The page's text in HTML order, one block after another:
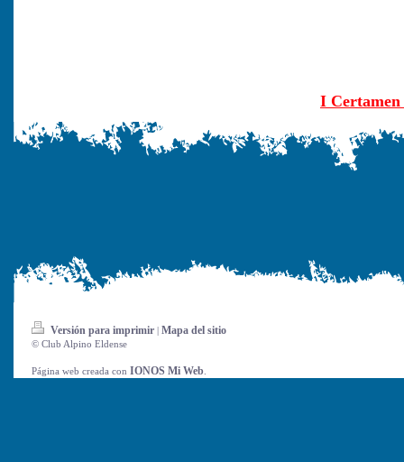
I
Versión para imprimir | Mapa del sitio
© Club Alpino Eldense
Página web creada con IONOS Mi Web